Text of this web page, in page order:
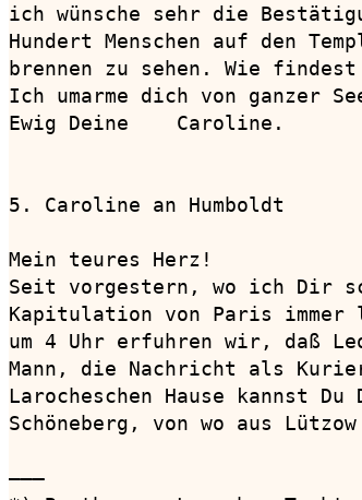
ich wünsche sehr die
Hundert Menschen auf den
brennen zu sehen. Wie findest
Ich umarme dich von ganzer
Ewig Deine    Caroline.
5. Caroline an Humboldt
Mein teures Herz!
Seit vorgestern, wo ich Dir
Kapitulation von Paris immer
um 4 Uhr erfuhren wir, daß
Mann, die Nachricht als
Larocheschen Hause kannst
Schöneberg, von wo aus
———